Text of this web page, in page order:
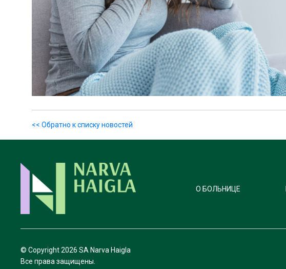
<< Обратно к списку новостей
О БОЛЬНИЦЕ
© Copyright2026 SA Narva Haigla
Все права защищены.